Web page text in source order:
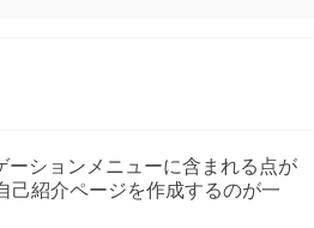
ーションメニューに含まれる点が
己紹介ページを作成するのが一